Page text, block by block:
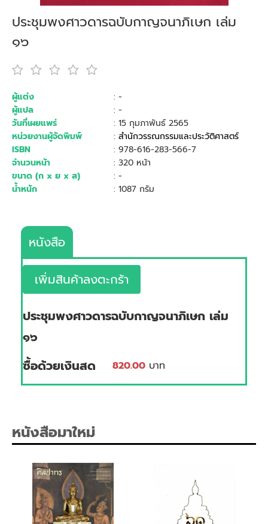
ประชุมพงศาวดารฉบับกาญจนาภิเษก เล่ม
๑๖
ผู้แต่ง
: -
ผู้แปล
: -
วันที่เผยแพร่
: 15 กุมภาพันธ์ 2565
หน่วยงานผู้จัดพิมพ์
: สำนักวรรณกรรมและประวัติศาสตร์
ISBN
: 978-616-283-566-7
จำนวนหน้า
: 320 หน้า
ขนาด (ก x ย x ส)
: -
น้ำหนัก
: 1087 กรัม
หนังสือ
เพิ่มสินค้าลงตะกร้า
ประชุมพงศาวดารฉบับกาญจนาภิเษก เล่ม
๑๖
ซื้อด้วยเงินสด
820.00 บาท
หนังสือมาใหม่